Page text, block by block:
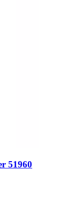
51960